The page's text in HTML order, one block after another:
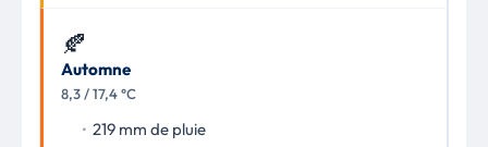
🍂
Automne
8,3 / 17,4 °C
219 mm de pluie